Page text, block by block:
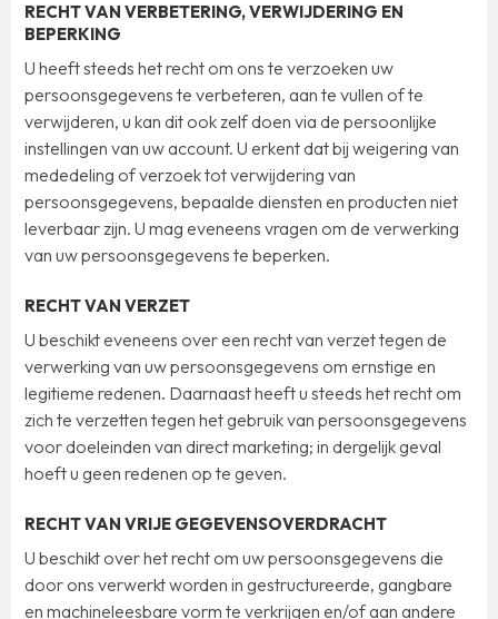
RECHT VAN VERBETERING, VERWIJDERING EN
BEPERKING
U heeft steeds het recht om ons te verzoeken uw
persoonsgegevens te verbeteren, aan te vullen of te
verwijderen, u kan dit ook zelf doen via de persoonlijke
instellingen van uw account. U erkent dat bij weigering van
mededeling of verzoek tot verwijdering van
persoonsgegevens, bepaalde diensten en producten niet
leverbaar zijn. U mag eveneens vragen om de verwerking
van uw persoonsgegevens te beperken.
RECHT VAN VERZET
U beschikt eveneens over een recht van verzet tegen de
verwerking van uw persoonsgegevens om ernstige en
legitieme redenen. Daarnaast heeft u steeds het recht om
zich te verzetten tegen het gebruik van persoonsgegevens
voor doeleinden van direct marketing; in dergelijk geval
hoeft u geen redenen op te geven.
RECHT VAN VRIJE GEGEVENSOVERDRACHT
U beschikt over het recht om uw persoonsgegevens die
door ons verwerkt worden in gestructureerde, gangbare
en machineleesbare vorm te verkrijgen en/of aan andere